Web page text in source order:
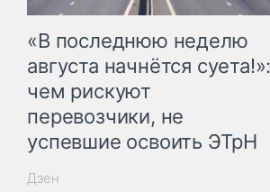
«В последнюю неделю
августа начнётся суета!»:
чем рискуют
перевозчики, не
успевшие освоить ЭТрН
Дзен